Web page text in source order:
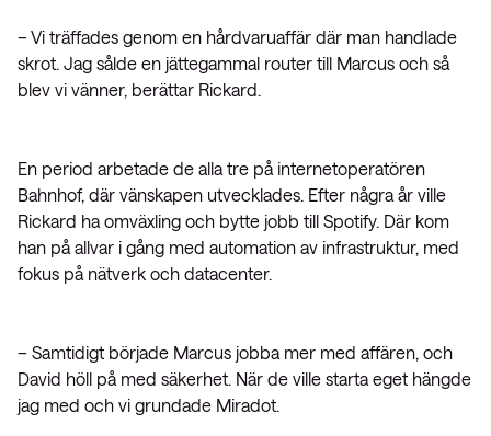
– Vi träffades genom en hårdvaruaffär där man handlade
skrot. Jag sålde en jättegammal router till Marcus och så
blev vi vänner, berättar Rickard.
En period arbetade de alla tre på internetoperatören
Bahnhof, där vänskapen utvecklades. Efter några år ville
Rickard ha omväxling och bytte jobb till Spotify. Där kom
han på allvar i gång med automation av infrastruktur, med
fokus på nätverk och datacenter.
– Samtidigt började Marcus jobba mer med affären, och
David höll på med säkerhet. När de ville starta eget hängde
jag med och vi grundade Miradot.